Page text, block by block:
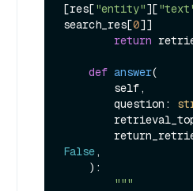
[res["entity"][
search_res[0]]
return
def answer(
        question:
False,
):
"""